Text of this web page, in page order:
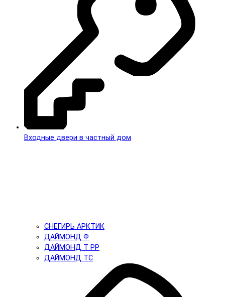
Входные двери в частный дом
СНЕГИРЬ АРКТИК
ДАЙМОНД Ф
ДАЙМОНД Т PP
ДАЙМОНД ТС